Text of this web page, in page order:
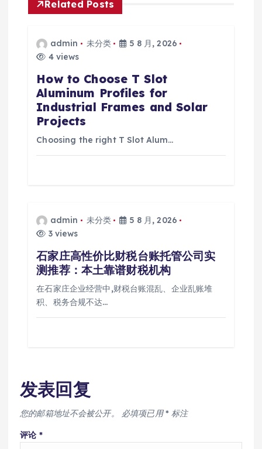
Related Posts
admin 未分类
5 8 月, 2026
4 views
How to Choose T Slot
Aluminum Profiles for
Industrial Frames and Solar
Projects
Choosing the right T Slot Alum…
admin 未分类
5 8 月, 2026
3 views
石家庄高性价比财税台账托管公司实
测推荐：本土靠谱财税机构
在石家庄企业经营中,财税台账混乱、企业乱账堆
积、税务合规不达…
发表回复
您的邮箱地址不会被公开。 必填项已用* 标注
评论 *